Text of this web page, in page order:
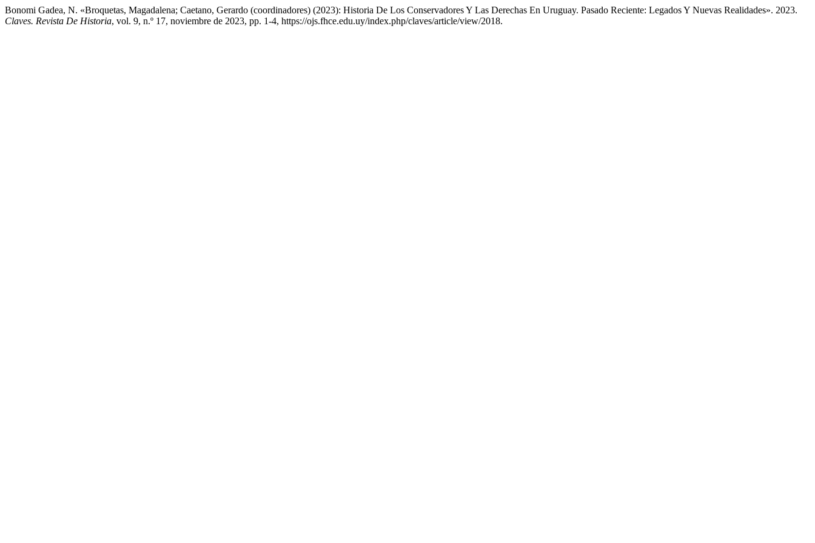
Bonomi Gadea, N. «Broquetas, Magadalena; Caetano, Gerardo (coordinadores) (2023): Historia De Los Conservadores Y Las Derechas En Uruguay. Pasado Reciente: Legados Y Nuevas Realidades». 2023.
Claves. Revista De Historia, vol. 9, n.º 17, noviembre de 2023, pp. 1-4, https://ojs.fhce.edu.uy/index.php/claves/article/view/2018.